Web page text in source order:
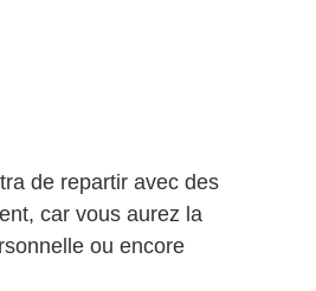
de repartir avec des
car vous aurez la
ou encore